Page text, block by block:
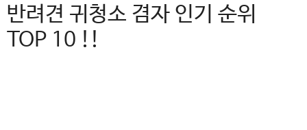
반려견 귀청소 겸자 인기 순위
TOP 10 !!